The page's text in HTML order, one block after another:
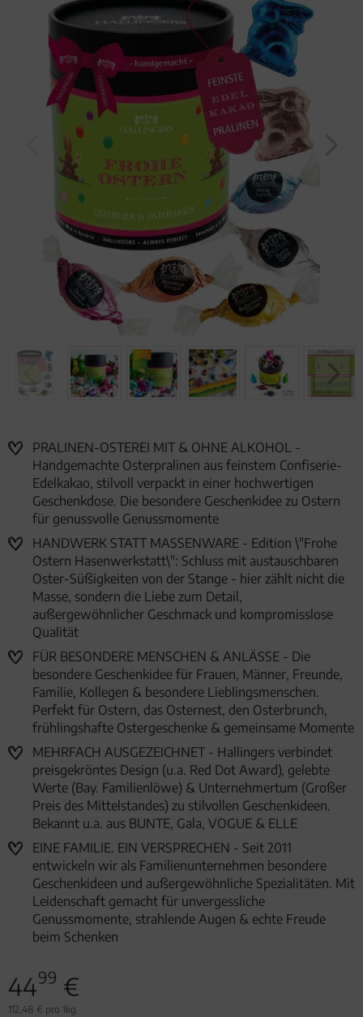
PRALINEN-OSTEREI MIT & OHNE ALKOHOL -
Handgemachte Osterpralinen aus feinstem Confiserie-
Edelkakao, stilvoll verpackt in einer hochwertigen
Geschenkdose. Die besondere Geschenkidee zu Ostern
für genussvolle Genussmomente
HANDWERK STATT MASSENWARE - Edition \"Frohe
Ostern Hasenwerkstatt\": Schluss mit austauschbaren
Oster-Süßigkeiten von der Stange - hier zählt nicht die
Masse, sondern die Liebe zum Detail,
außergewöhnlicher Geschmack und kompromisslose
Qualität
FÜR BESONDERE MENSCHEN & ANLÄSSE - Die
besondere Geschenkidee für Frauen, Männer, Freunde,
Familie, Kollegen & besondere Lieblingsmenschen.
Perfekt für Ostern, das Osternest, den Osterbrunch,
frühlingshafte Ostergeschenke & gemeinsame Momente
MEHRFACH AUSGEZEICHNET - Hallingers verbindet
preisgekröntes Design (u.a. Red Dot Award), gelebte
Werte (Bay. Familienlöwe) & Unternehmertum (Großer
Preis des Mittelstandes) zu stilvollen Geschenkideen.
Bekannt u.a. aus BUNTE, Gala, VOGUE & ELLE
EINE FAMILIE. EIN VERSPRECHEN - Seit 2011
entwickeln wir als Familienunternehmen besondere
Geschenkideen und außergewöhnliche Spezialitäten. Mit
Leidenschaft gemacht für unvergessliche
Genussmomente, strahlende Augen & echte Freude
beim Schenken
4499 €
112,48 € pro 1kg